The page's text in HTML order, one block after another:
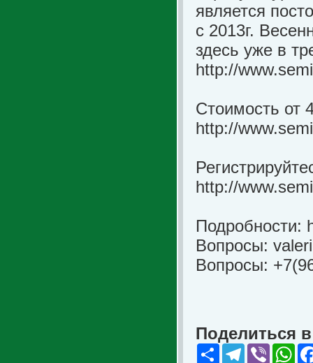
является
с 2013г.
здесь уже в
http://
Стоимость от
http://
http://
Подробности:
Вопросы:
Вопросы:
Поделиться
Share Telegram
Viber